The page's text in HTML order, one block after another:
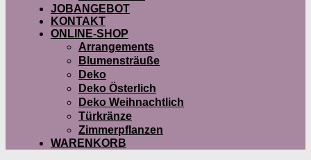
JOBANGEBOT
KONTAKT
ONLINE-SHOP
Arrangements
Blumensträuße
Deko
Deko Österlich
Deko Weihnachtlich
Türkränze
Zimmerpflanzen
WARENKORB